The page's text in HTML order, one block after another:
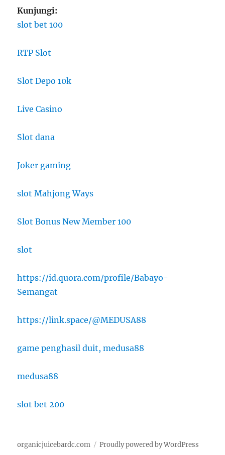
Kunjungi:
slot bet 100
RTP Slot
Slot Depo 10k
Live Casino
Slot dana
Joker gaming
slot Mahjong Ways
Slot Bonus New Member 100
slot
https://id.quora.com/profile/Babayo-
Semangat
https://link.space/@MEDUSA88
game penghasil duit, medusa88
medusa88
slot bet 200
organicjuicebardc.com Proudly powered by WordPress